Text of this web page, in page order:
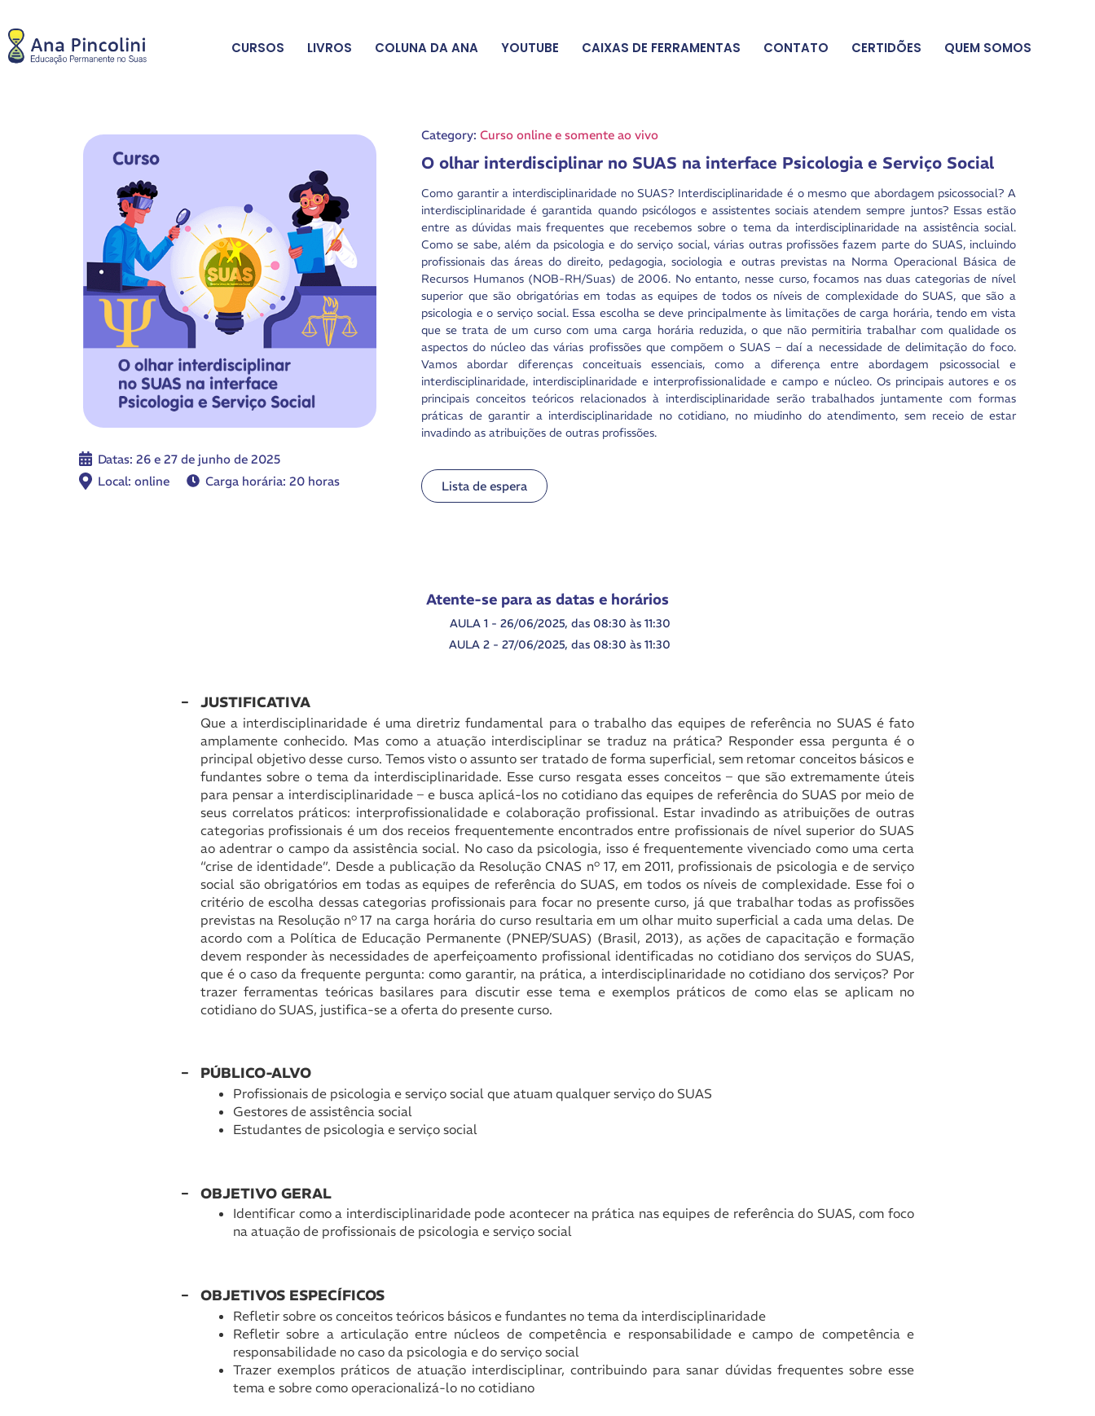
CURSOS LIVROS COLUNA DA ANA YOUTUBE CAIXAS DE FERRAMENTAS CONTATO CERTIDÕES QUEM SOMOS
Datas: 26 e 27 de junho de 2025
Local: online
Carga horária: 20 horas
Category: Curso online e somente ao vivo
O olhar interdisciplinar no SUAS na interface Psicologia e Serviço Social
Como garantir a interdisciplinaridade no SUAS? Interdisciplinaridade é o mesmo que abordagem psicossocial? A
interdisciplinaridade é garantida quando psicólogos e assistentes sociais atendem sempre juntos? Essas estão
entre as dúvidas mais frequentes que recebemos sobre o tema da interdisciplinaridade na assistência social.
Como se sabe, além da psicologia e do serviço social, várias outras profissões fazem parte do SUAS, incluindo
profissionais das áreas do direito, pedagogia, sociologia e outras previstas na Norma Operacional Básica de
Recursos Humanos (NOB-RH/Suas) de 2006. No entanto, nesse curso, focamos nas duas categorias de nível
superior que são obrigatórias em todas as equipes de todos os níveis de complexidade do SUAS, que são a
psicologia e o serviço social. Essa escolha se deve principalmente às limitações de carga horária, tendo em vista
que se trata de um curso com uma carga horária reduzida, o que não permitiria trabalhar com qualidade os
aspectos do núcleo das várias profissões que compõem o SUAS – daí a necessidade de delimitação do foco.
Vamos abordar diferenças conceituais essenciais, como a diferença entre abordagem psicossocial e
interdisciplinaridade, interdisciplinaridade e interprofissionalidade e campo e núcleo. Os principais autores e os
principais conceitos teóricos relacionados à interdisciplinaridade serão trabalhados juntamente com formas
práticas de garantir a interdisciplinaridade no cotidiano, no miudinho do atendimento, sem receio de estar
invadindo as atribuições de outras profissões.
Lista de espera
Atente-se para as datas e horários
AULA 1 - 26/06/2025, das 08:30 às 11:30
AULA 2 - 27/06/2025, das 08:30 às 11:30
JUSTIFICATIVA
Que a interdisciplinaridade é uma diretriz fundamental para o trabalho das equipes de referência no SUAS é fato
amplamente conhecido. Mas como a atuação interdisciplinar se traduz na prática? Responder essa pergunta é o
principal objetivo desse curso. Temos visto o assunto ser tratado de forma superficial, sem retomar conceitos básicos e
fundantes sobre o tema da interdisciplinaridade. Esse curso resgata esses conceitos – que são extremamente úteis
para pensar a interdisciplinaridade – e busca aplicá-los no cotidiano das equipes de referência do SUAS por meio de
seus correlatos práticos: interprofissionalidade e colaboração profissional. Estar invadindo as atribuições de outras
categorias profissionais é um dos receios frequentemente encontrados entre profissionais de nível superior do SUAS
ao adentrar o campo da assistência social. No caso da psicologia, isso é frequentemente vivenciado como uma certa
“crise de identidade”. Desde a publicação da Resolução CNAS n° 17, em 2011, profissionais de psicologia e de serviço
social são obrigatórios em todas as equipes de referência do SUAS, em todos os níveis de complexidade. Esse foi o
critério de escolha dessas categorias profissionais para focar no presente curso, já que trabalhar todas as profissões
previstas na Resolução n° 17 na carga horária do curso resultaria em um olhar muito superficial a cada uma delas. De
acordo com a Política de Educação Permanente (PNEP/SUAS) (Brasil, 2013), as ações de capacitação e formação
devem responder às necessidades de aperfeiçoamento profissional identificadas no cotidiano dos serviços do SUAS,
que é o caso da frequente pergunta: como garantir, na prática, a interdisciplinaridade no cotidiano dos serviços? Por
trazer ferramentas teóricas basilares para discutir esse tema e exemplos práticos de como elas se aplicam no
cotidiano do SUAS, justifica-se a oferta do presente curso.
PÚBLICO-ALVO
Profissionais de psicologia e serviço social que atuam qualquer serviço do SUAS
Gestores de assistência social
Estudantes de psicologia e serviço social
OBJETIVO GERAL
Identificar como a interdisciplinaridade pode acontecer na prática nas equipes de referência do SUAS, com foco
na atuação de profissionais de psicologia e serviço social
OBJETIVOS ESPECÍFICOS
Refletir sobre os conceitos teóricos básicos e fundantes no tema da interdisciplinaridade
Refletir sobre a articulação entre núcleos de competência e responsabilidade e campo de competência e
responsabilidade no caso da psicologia e do serviço social
Trazer exemplos práticos de atuação interdisciplinar, contribuindo para sanar dúvidas frequentes sobre esse
tema e sobre como operacionalizá-lo no cotidiano